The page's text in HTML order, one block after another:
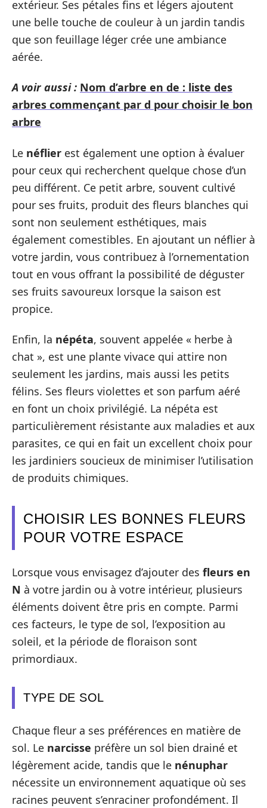
extérieur. Ses pétales fins et légers ajoutent
une belle touche de couleur à un jardin tandis
que son feuillage léger crée une ambiance
aérée.
A voir aussi : Nom d’arbre en de : liste des
arbres commençant par d pour choisir le bon
arbre
Le néflier est également une option à évaluer
pour ceux qui recherchent quelque chose d’un
peu différent. Ce petit arbre, souvent cultivé
pour ses fruits, produit des fleurs blanches qui
sont non seulement esthétiques, mais
également comestibles. En ajoutant un néflier à
votre jardin, vous contribuez à l’ornementation
tout en vous offrant la possibilité de déguster
ses fruits savoureux lorsque la saison est
propice.
Enfin, la népéta, souvent appelée « herbe à
chat », est une plante vivace qui attire non
seulement les jardins, mais aussi les petits
félins. Ses fleurs violettes et son parfum aéré
en font un choix privilégié. La népéta est
particulièrement résistante aux maladies et aux
parasites, ce qui en fait un excellent choix pour
les jardiniers soucieux de minimiser l’utilisation
de produits chimiques.
CHOISIR LES BONNES FLEURS
POUR VOTRE ESPACE
Lorsque vous envisagez d’ajouter des fleurs en
N à votre jardin ou à votre intérieur, plusieurs
éléments doivent être pris en compte. Parmi
ces facteurs, le type de sol, l’exposition au
soleil, et la période de floraison sont
primordiaux.
TYPE DE SOL
Chaque fleur a ses préférences en matière de
sol. Le narcisse préfère un sol bien drainé et
légèrement acide, tandis que le nénuphar
nécessite un environnement aquatique où ses
racines peuvent s’enraciner profondément. Il